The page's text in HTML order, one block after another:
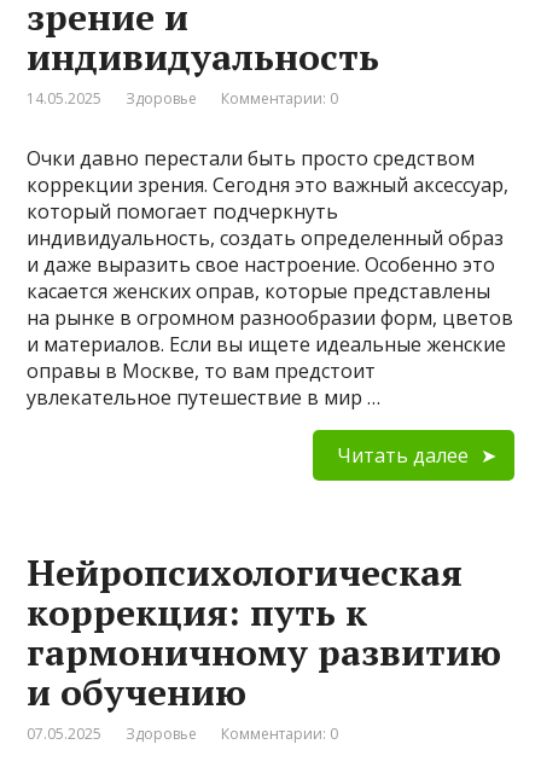
зрение и
индивидуальность
14.05.2025 Здоровье Комментарии: 0
Очки давно перестали быть просто средством
коррекции зрения. Сегодня это важный аксессуар,
который помогает подчеркнуть
индивидуальность, создать определенный образ
и даже выразить свое настроение. Особенно это
касается женских оправ, которые представлены
на рынке в огромном разнообразии форм, цветов
и материалов. Если вы ищете идеальные женские
оправы в Москве, то вам предстоит
увлекательное путешествие в мир …
Читать далее
Нейропсихологическая
коррекция: путь к
гармоничному развитию
и обучению
07.05.2025 Здоровье Комментарии: 0